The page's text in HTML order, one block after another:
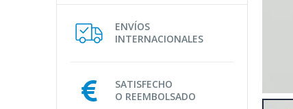
ENVÍOS
INTERNACIONALES
SATISFECHO
O REEMBOLSADO